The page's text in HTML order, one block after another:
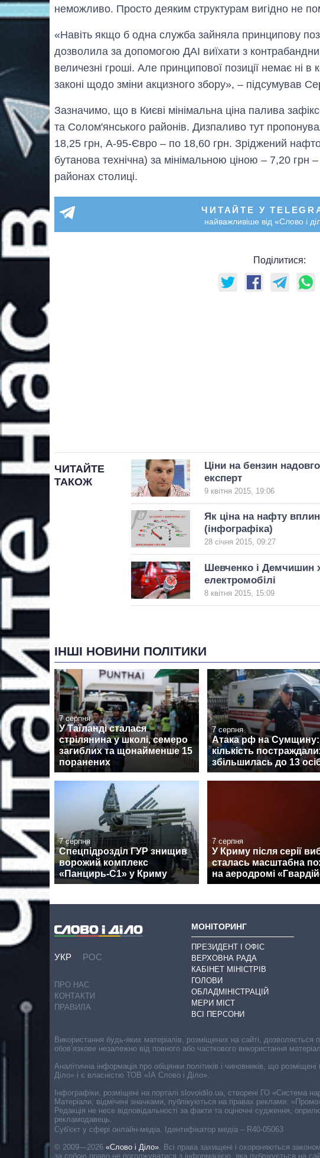
неможливо. Просто деяким структурам вигідно не
«Навіть якщо б одна служба зайняла принципову
дозволила за допомогою ДАІ виїхати з
величезні гроші. Але принципової позиції немає ні в
законі щодо зміни акцизного збору», – підсумував
Зазначимо, що в Києві мінімальна ціна палива
та Солом'янського районів. Дизпаливо тут
18,25 грн, А-95-Євро – по 18,60 грн. Зріджений
бутанова технічна) за мінімальною ціною – 7,20 грн
районах столиці.
ЧИТАЙТЕ У
найважливіше від «Слово і
Поділитися:
ЧИТАЙТЕ
ТАКОЖ
Ціни на бензин
експерт
9 квітня 2015, 19:06
Як ціна на нафту
(інфографіка)
28 січня 2015, 09:27
Шевченко і Демчишин
електромобілі
8 квітня 2015, 15:09
ІНШІ НОВИНИ ПОЛІТИКИ
7 серпня
У Таїланді сталася
стрілянина у школі, семеро
загиблих та щонайменше 15
поранених
7 серпня
Атака рф на Сумщину:
кількість
збільшилась до 13
7 серпня
Спецпідрозділ ГУР знищив
ворожий комплекс
«Панцирь-С1» у Криму
7 серпня
У Криму після серії
сталась масштабна
на аеродромі
УКР РОС
ПРО НАС
КОНТАКТИ
ПРАВИЛА
МОНІТОРИНГ
ПРЕЗИДЕНТ І ОФІС
ВЕРХОВНА РАДА
КАБІНЕТ МІНІСТРІВ
ГОЛОВИ
ОБЛАДМІНІСТРАЦІЙ
МЕРИ МІСТ
ВСІ ПЕРСОНИ
Cуб'єкт у сфері онлайн-медіа. Ідентифікатор медіа – R40-05063
© 2009—2026 «Слово і Діло». Всі права захищені і охороняються
за собою право не погоджуватися з інформацією, яка публікується на
Використання будь-яких матеріалів, розміщених на сайті,
обов’язкове незалежно від повного або часткового використання
Аналітична інформація про обіцянки політиків і чиновників, що
Діло» і є власністю ТОВ «ІА Слово і Діло».
Інфографіки, розміщені на порталі slovoidilo.ua, створені ГО «Система
Матеріали, відмічені значками, публікуються на правах реклами:
Редакція не несе відповідальності за факти та оціночні судження,
рекламодавець.